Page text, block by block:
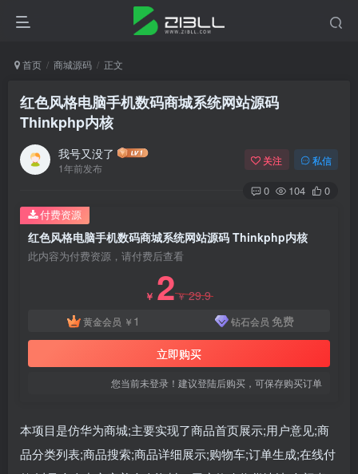
首页 商城源码 正文
红色风格电脑手机数码商城系统网站源码
Thinkphp内核
我号又没了
1年前发布
关注 私信
0 104 0
红色风格电脑手机数码商城系统网站源码 Thinkphp内核
此内容为付费资源，请付费后查看
￥ 2￥29.9
黄金会员 ￥ 1 钻石会员 免费
立即购买
您当前未登录！建议登陆后购买，可保存购买订单
付费资源
本项目是仿华为商城;主要实现了商品首页展示;用户意见;商
品分类列表;商品搜索;商品详细展示;购物车;订单生成;在线付